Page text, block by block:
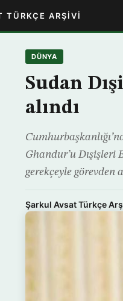
TÜRKÇE ARŞIVI
DÜNYA
Sudan
alındı
Ghandur’u Dışişleri
gerekçeyle görevden
Şarkul Avsat Türkçe